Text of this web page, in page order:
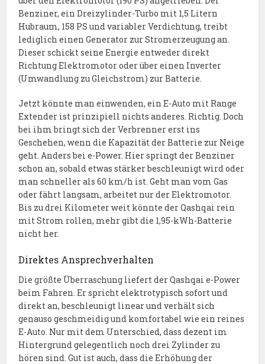
Benziner, ein Dreizylinder-Turbo mit 1,5 Litern
Hubraum, 158 PS und variabler Verdichtung, treibt
lediglich einen Generator zur Stromerzeugung an.
Dieser schickt seine Energie entweder direkt
Richtung Elektromotor oder über einen Inverter
(Umwandlung zu Gleichstrom) zur Batterie.
Jetzt könnte man einwenden, ein E-Auto mit Range
Extender ist prinzipiell nichts anderes. Richtig. Doch
bei ihm bringt sich der Verbrenner erst ins
Geschehen, wenn die Kapazität der Batterie zur Neige
geht. Anders bei e-Power. Hier springt der Benziner
schon an, sobald etwas stärker beschleunigt wird oder
man schneller als 60 km/h ist. Geht man vom Gas
oder fährt langsam, arbeitet nur der Elektromotor.
Bis zu drei Kilometer weit könnte der Qashqai rein
mit Strom rollen, mehr gibt die 1,95-kWh-Batterie
nicht her.
Direktes Ansprechverhalten
Die größte Überraschung liefert der Qashqai e-Power
beim Fahren. Er spricht elektrotypisch sofort und
direkt an, beschleunigt linear und verhält sich
genauso geschmeidig und komfortabel wie ein reines
E-Auto. Nur mit dem Unterschied, dass dezent im
Hintergrund gelegentlich noch drei Zylinder zu
hören sind. Gut ist auch, dass die Erhöhung der